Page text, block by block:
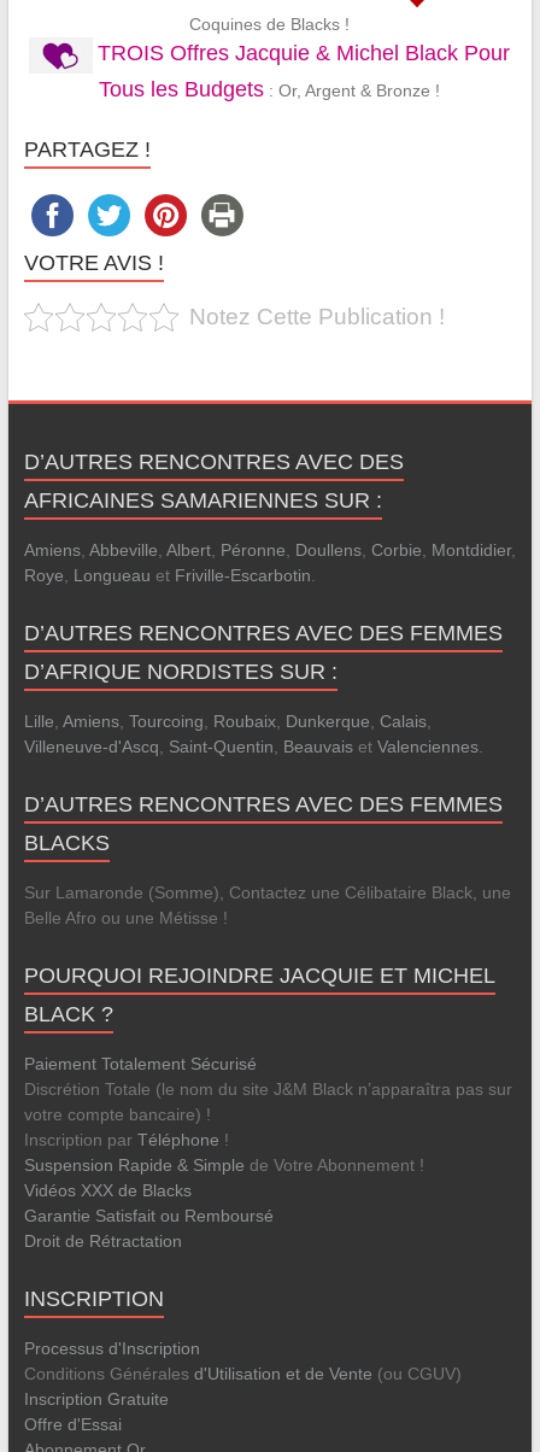
Coquines de Blacks !
TROIS Offres Jacquie & Michel Black Pour
Tous les Budgets : Or, Argent & Bronze !
PARTAGEZ !
VOTRE AVIS !
Notez Cette Publication !
D’AUTRES RENCONTRES AVEC DES
AFRICAINES SAMARIENNES SUR :
Amiens, Abbeville, Albert, Péronne, Doullens, Corbie, Montdidier,
Roye, Longueau et Friville-Escarbotin.
D’AUTRES RENCONTRES AVEC DES FEMMES
D’AFRIQUE NORDISTES SUR :
Lille, Amiens, Tourcoing, Roubaix, Dunkerque, Calais,
Villeneuve-d'Ascq, Saint-Quentin, Beauvaiset Valenciennes.
D’AUTRES RENCONTRES AVEC DES FEMMES
BLACKS
Sur Lamaronde (Somme), Contactez une Célibataire Black, une
Belle Afro ou une Métisse !
POURQUOI REJOINDRE JACQUIE ET MICHEL
BLACK ?
Paiement Totalement Sécurisé
Discrétion Totale (le nom du site J&M Black n’apparaîtra pas sur
votre compte bancaire) !
Inscription par Téléphone !
Suspension Rapide & Simple de Votre Abonnement !
Vidéos XXX de Blacks
Garantie Satisfait ou Remboursé
Droit de Rétractation
INSCRIPTION
Processus d'Inscription
Conditions Générales d'Utilisation et de Vente (ou CGUV)
Inscription Gratuite
Offre d'Essai